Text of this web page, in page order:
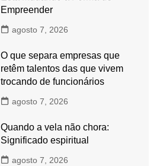
Empreender
agosto 7, 2026
O que separa empresas que
retêm talentos das que vivem
trocando de funcionários
agosto 7, 2026
Quando a vela não chora:
Significado espiritual
agosto 7, 2026